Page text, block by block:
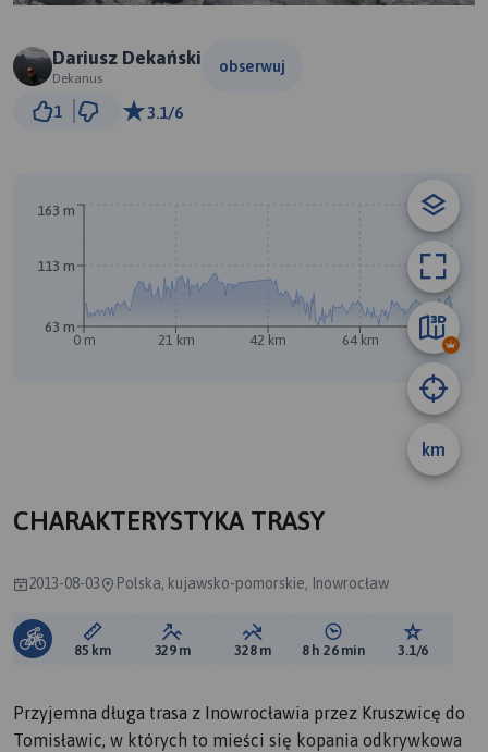
Dariusz Dekański
Dekanus
obserwuj
1 3.1/6
A
km
0 m 21 km 42 km 64 km 85 km
63 m
113 m
163 m
CHARAKTERYSTYKA TRASY
2013-08-03 Polska, kujawsko-pomorskie, Inowrocław
Długość trasy:
85 km Suma przewyższeń:
329 m Suma spadków:
328 m Średni czas potrzebny
8 h 26 min Ocena
3.1/6
Przyjemna długa trasa z Inowrocławia przez Kruszwicę do
Tomisławic, w których to mieści się kopania odkrywkowa